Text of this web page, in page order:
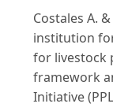
Costales A.
institution
for livestock
framework
Initiative